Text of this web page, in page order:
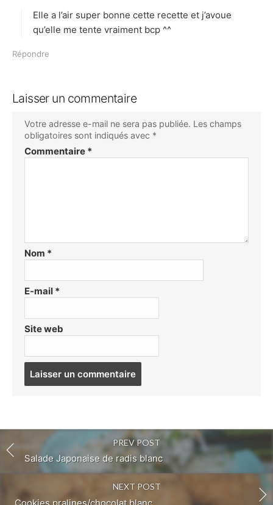
:
Elle a l’air super bonne cette recette et j’avoue
qu’elle me tente vraiment bcp ^^
Répondre
Laisser un commentaire
Votre adresse e-mail ne sera pas publiée. Les champs
obligatoires sont indiqués avec *
Commentaire *
Nom *
E-mail *
Site web
PREV POST
Salade Japonaise de radis blanc
NEXT POST